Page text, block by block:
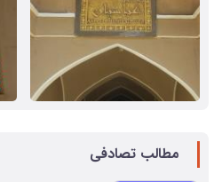
مطالب تصادفی